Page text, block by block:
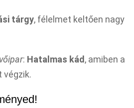
tárgy, félelmet keltően nagy
: Hatalmas kád, amiben a
végzik.